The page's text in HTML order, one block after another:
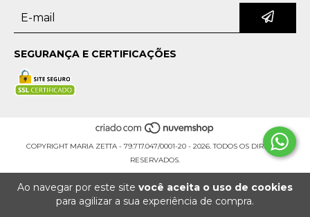
Ao navegar por este site você aceita o uso de cookies
para agilizar a sua experiência de compra.
SEGURANÇA E CERTIFICAÇÕES
COPYRIGHT MARIA ZETTA - 79.717.047/0001-20 - 2026. TODOS OS DIREITOS
RESERVADOS.